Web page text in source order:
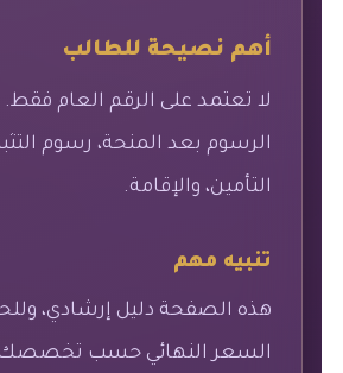
أهم نصيحة للطالب
لا تعتمد على الرقم العام
الرسوم بعد المنحة، رسوم
التأمين، والإقامة.
تنبيه مهم
هذه الصفحة دليل إرشادي،
السعر النهائي حسب